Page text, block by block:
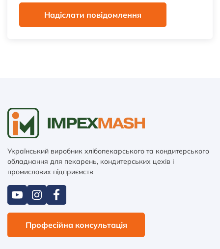
Надіслати повідомлення
Український виробник хлібопекарського та кондитерського
обладнання для пекарень, кондитерських цехів і
промислових підприємств
Професійна консультація